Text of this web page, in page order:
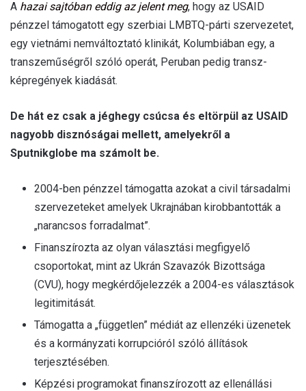
A hazai sajtóban eddig az jelent meg, hogy az USAID
pénzzel támogatott egy szerbiai LMBTQ-párti szervezetet,
egy vietnámi nemváltoztató klinikát, Kolumbiában egy, a
transzeműségről szóló operát, Peruban pedig transz-
képregények kiadását.
De hát ez csak a jéghegy csúcsa és eltörpül az USAID
nagyobb disznóságai mellett, amelyekről a
Sputnikglobe ma számolt be.
2004-ben pénzzel támogatta azokat a civil társadalmi
szervezeteket amelyek Ukrajnában kirobbantották a
„narancsos forradalmat”.
Finanszírozta az olyan választási megfigyelő
csoportokat, mint az Ukrán Szavazók Bizottsága
(CVU), hogy megkérdőjelezzék a 2004-es választások
legitimitását.
Támogatta a „független” médiát az ellenzéki üzenetek
és a kormányzati korrupcióról szóló állítások
terjesztésében.
Képzési programokat finanszírozott az ellenállási